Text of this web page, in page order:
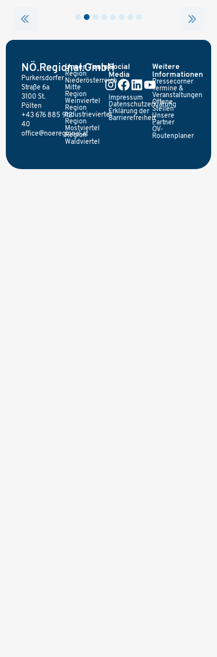
NÖ.Regional.GmbH
Purkersdorfer
Straße 6a
3100 St.
Pölten
+43 676 885 912
40
office@noeregional.at
Unser Team
Region
Niederösterreich
Mitte
Region
Weinviertel
Region
Industrieviertel
Region
Mostviertel
Region
Waldviertel
Social
Media
Impressum
Datenschutzerklärung
Erklärung der
Barrierefreiheit
Weitere
Informationen
Pressecorner
Termine &
Veranstaltungen
Offene
Stellen
Unsere
Partner
ÖV-
Routenplaner